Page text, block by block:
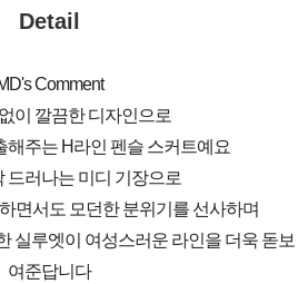
Detail
Comment
이 깔끔한 디자인으로
해주는 H라인 펜슬 스커트예요
드러나는 미디 기장으로
면서도 모던한 분위기를 선사하며
실루엣이 여성스러운 라인을 더욱 돋보
여준답니다